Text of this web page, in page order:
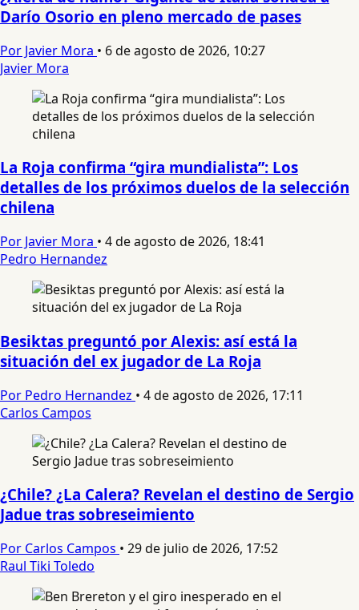
Darío Osorio en pleno mercado de pases
Por Javier Mora • 6 de agosto de 2026, 10:27
Javier Mora
La Roja confirma “gira mundialista”: Los
detalles de los próximos duelos de la selección
chilena
Por Javier Mora • 4 de agosto de 2026, 18:41
Pedro Hernandez
Besiktas preguntó por Alexis: así está la
situación del ex jugador de La Roja
Por Pedro Hernandez • 4 de agosto de 2026, 17:11
Carlos Campos
¿Chile? ¿La Calera? Revelan el destino de Sergio
Jadue tras sobreseimiento
Por Carlos Campos • 29 de julio de 2026, 17:52
Raul Tiki Toledo